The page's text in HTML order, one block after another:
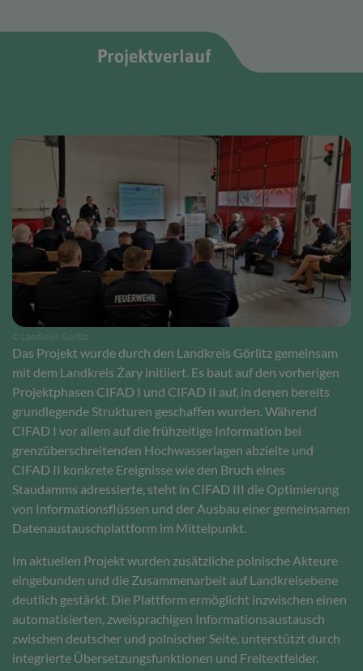
Projektverlauf
© Landkreis Görlitz.
Das Projekt wurde durch den Landkreis Görlitz gemeinsam
mit dem Landkreis Żary initiiert. Es baut auf den vorherigen
Projektphasen CIFAD I und CIFAD II auf, in denen bereits
grundlegende Strukturen geschaffen wurden. Während
CIFAD I vor allem auf die frühzeitige Information bei
grenzüberschreitenden Hochwasserlagen abzielte und
CIFAD II konkrete Ereignisse wie den Bruch eines
Staudamms adressierte, steht in CIFAD III die Optimierung
von Informationsflüssen und der Ausbau einer gemeinsamen
Datenaustauschplattform im Mittelpunkt.
Im aktuellen Projekt wurden zusätzliche polnische Akteure
eingebunden und die Zusammenarbeit auf Landkreisebene
deutlich gestärkt. Die Plattform ermöglicht inzwischen einen
automatisierten, zweisprachigen Informationsaustausch
zwischen deutscher und polnischer Seite, unterstützt durch
integrierte Übersetzungsfunktionen und Freitextfelder.